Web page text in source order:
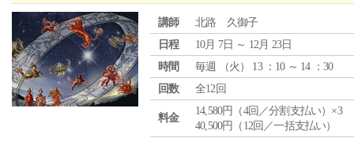
講師
北路 久御子
日程
10月 7日 ～ 12月 23日
時間
毎週 （火 ） 13 ：10 ～ 14 ：30
回数
全12回
料金
14,580円（4回／分割支払い）×3
40,500円（12回／一括支払い）